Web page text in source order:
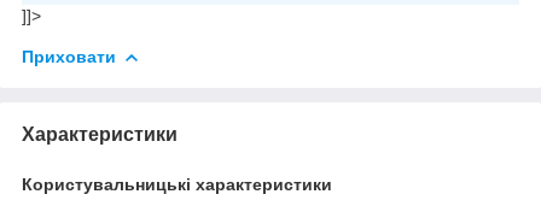
]]>
Приховати
Характеристики
Користувальницькі характеристики